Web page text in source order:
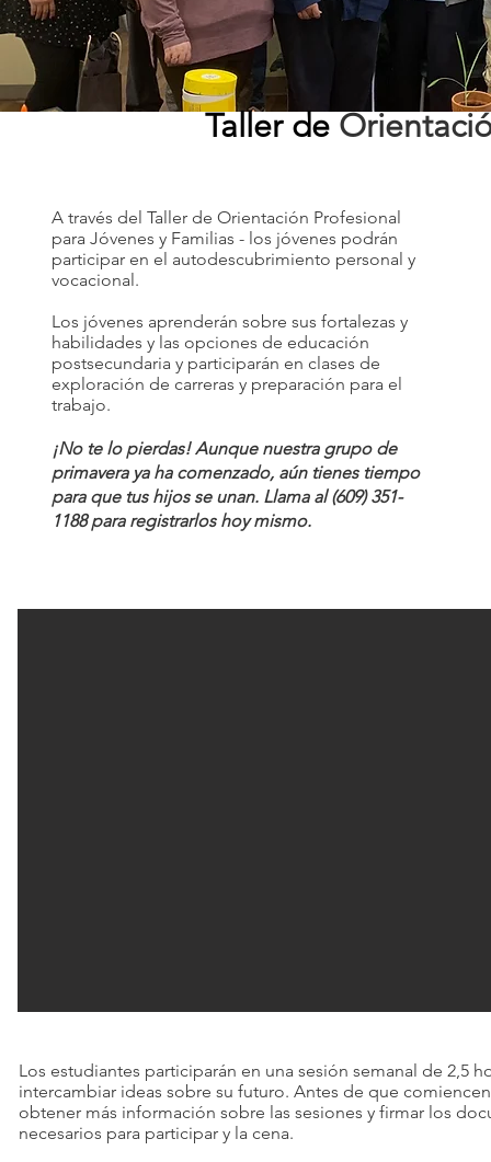
Taller de
A través del Taller de Orientación Profesional
para Jóvenes y Familias - los jóvenes podrán
participar en el autodescubrimiento personal y
vocacional.
Los jóvenes aprenderán sobre sus fortalezas y
habilidades y las opciones de educación
postsecundaria y participarán en clases de
exploración de carreras y preparación para el
trabajo.
¡No te lo pierdas! Aunque nuestra grupo de
primavera ya ha comenzado, aún tienes tiempo
para que tus hijos se unan. Llama al (609) 351-
1188 para registrarlos hoy mismo.
Los estudiantes participarán en una sesión semanal de 2,5
intercambiar ideas sobre su futuro. Antes de que
obtener más información sobre las sesiones y firmar los
necesarios para participar y la cena.